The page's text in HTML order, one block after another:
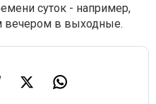
суток - например,
вечером в выходные.